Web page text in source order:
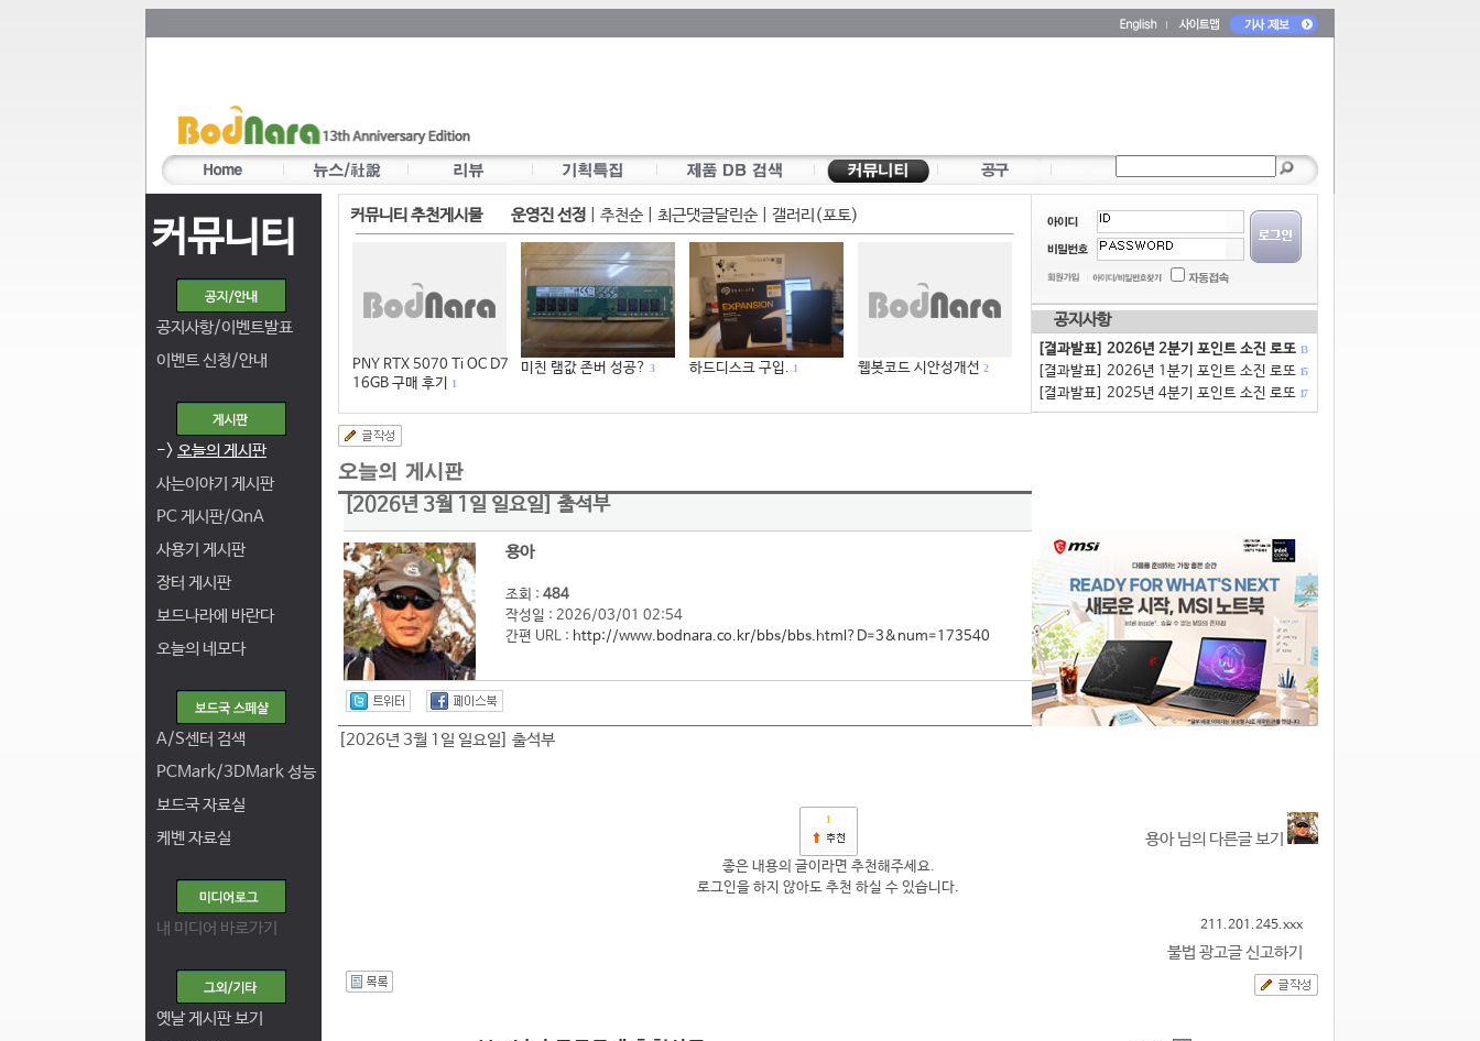
커뮤니티
공지사항/이벤트발표
이벤트 신청/안내
-> 오늘의 게시판
사는이야기 게시판
PC 게시판/QnA
사용기 게시판
장터 게시판
보드나라에 바란다
오늘의 네모다
A/S센터 검색
PCMark/3DMark 성능
보드국 자료실
케벤 자료실
내 미디어 바로가기
옛날 게시판 보기
커뮤니티 추천게시물 운영진 선정 추천순| 최근댓글달린순| 갤러리(포토)
PNY RTX 5070 Ti OC D7
16GB 구매 후기
1
미친 램값 존버 성공? 3 하드디스크 구입. 1 웹봇코드 시안성개선 2
공지사항
[결과발표] 2026년 2분기 포인트 소진 로또 13
[결과발표] 2026년 1분기 포인트 소진 로또 15
[결과발표] 2025년 4분기 포인트 소진 로또 17
[2026년 3월 1일 일요일] 출석부
용아
조회 : 484
작성일 : 2026/03/01 02:54
간편 URL : http://www.bodnara.co.kr/bbs/bbs.html?D=3&num=173540
[2026년 3월 1일 일요일] 출석부
1
용아 님의 다른글 보기
좋은 내용의 글이라면 추천해주세요.
로그인을 하지 않아도 추천 하실 수 있습니다.
211.201.245.xxx
불법 광고글 신고하기